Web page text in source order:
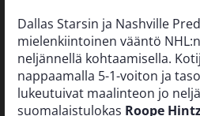
Dallas Starsin ja Nashville
mielenkiintoinen vääntö
neljännellä kohtaamisella.
nappaamalla 5-1-voiton ja
lukeutuivat maalinteon jo
suomalaistulokas Roope